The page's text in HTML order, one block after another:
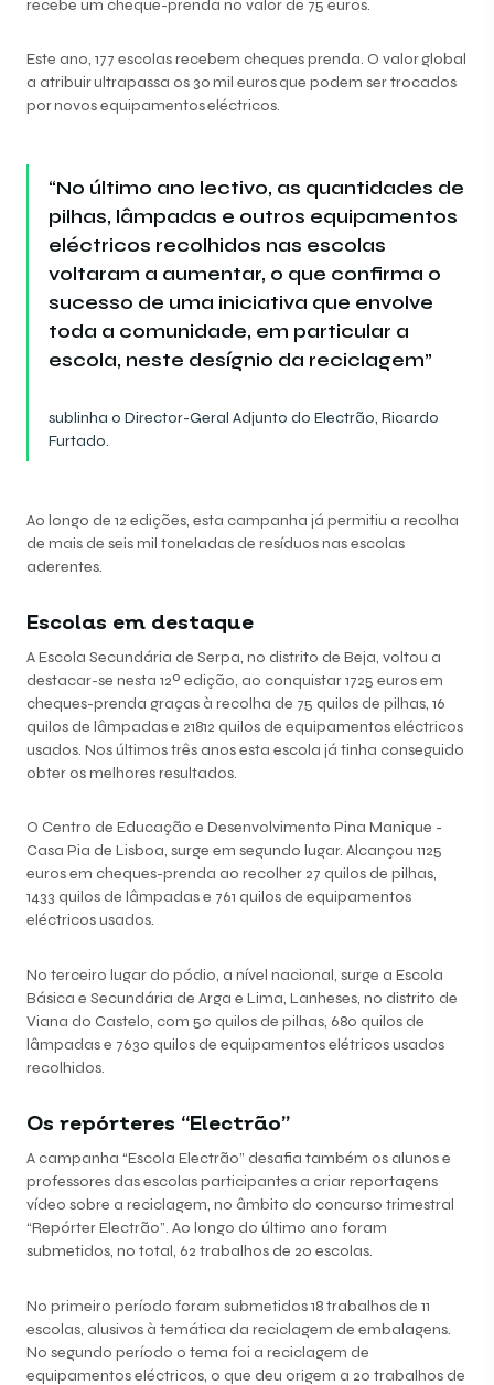
recebe um cheque-prenda no valor de 75 euros.
Este ano, 177 escolas recebem cheques prenda. O valor global
a atribuir ultrapassa os 30 mil euros que podem ser trocados
por novos equipamentos eléctricos.
“No último ano lectivo, as quantidades de
pilhas, lâmpadas e outros equipamentos
eléctricos recolhidos nas escolas
voltaram a aumentar, o que confirma o
sucesso de uma iniciativa que envolve
toda a comunidade, em particular a
escola, neste desígnio da reciclagem”
sublinha o Director-Geral Adjunto do Electrão, Ricardo
Furtado.
Ao longo de 12 edições, esta campanha já permitiu a recolha
de mais de seis mil toneladas de resíduos nas escolas
aderentes.
Escolas em destaque
A Escola Secundária de Serpa, no distrito de Beja, voltou a
destacar-se nesta 12º edição, ao conquistar 1725 euros em
cheques-prenda graças à recolha de 75 quilos de pilhas, 16
quilos de lâmpadas e 21812 quilos de equipamentos eléctricos
usados. Nos últimos três anos esta escola já tinha conseguido
obter os melhores resultados.
O Centro de Educação e Desenvolvimento Pina Manique -
Casa Pia de Lisboa, surge em segundo lugar. Alcançou 1125
euros em cheques-prenda ao recolher 27 quilos de pilhas,
1433 quilos de lâmpadas e 761 quilos de equipamentos
eléctricos usados.
No terceiro lugar do pódio, a nível nacional, surge a Escola
Básica e Secundária de Arga e Lima, Lanheses, no distrito de
Viana do Castelo, com 50 quilos de pilhas, 680 quilos de
lâmpadas e 7630 quilos de equipamentos elétricos usados
recolhidos.
Os repórteres “Electrão”
A campanha “Escola Electrão” desafia também os alunos e
professores das escolas participantes a criar reportagens
vídeo sobre a reciclagem, no âmbito do concurso trimestral
“Repórter Electrão”. Ao longo do último ano foram
submetidos, no total, 62 trabalhos de 20 escolas.
No primeiro período foram submetidos 18 trabalhos de 11
escolas, alusivos à temática da reciclagem de embalagens.
No segundo período o tema foi a reciclagem de
equipamentos eléctricos, o que deu origem a 20 trabalhos de